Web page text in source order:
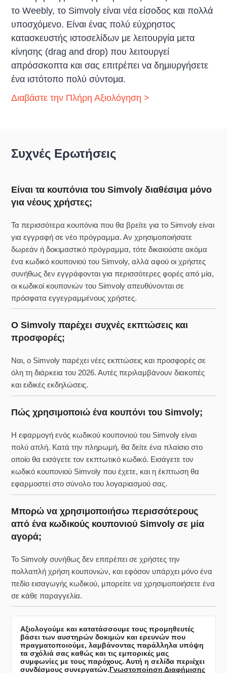
το Weebly, το Simvoly είναι νέα είσοδος και πολλά
υποσχόμενο. Είναι ένας πολύ εύχρηστος
κατασκευστής ιστοσελίδων με λειτουργία μετα
κίνησης (drag and drop) που λειτουργεί
απρόσσκοπτα και σας επιτρέπει να δημιυργήσετε
ένα ιστότοπο πολύ σύντομα.
Διαβάστε την Πλήρη Αξιολόγηση >
Συχνές Ερωτήσεις
Είναι τα κουπόνια του Simvoly διαθέσιμα μόνο
για νέους χρήστες;
Τα περισσότερα κουπόνια που θα βρείτε για το Simvoly είναι
για εγγραφή σε νέο πρόγραμμα. Αν χρησιμοποιήσατε
δωρεάν ή δοκιμαστικό πρόγραμμα, τότε δικαιούστε ακόμα
ένα κωδικό κουπονιού του Simvoly, αλλά αφού οι χρήστες
συνήθως δεν εγγράφονται για περισσότερες φορές από μία,
οι κωδικοί κουπονιών του Simvoly απευθύνονται σε
πρόσφατα εγγεγραμμένους χρήστες.
Ο Simvoly παρέχει συχνές εκπτώσεις και
προσφορές;
Ναι, ο Simvoly παρέχει νέες εκπτώσεις και προσφορές σε
όλη τη διάρκεια του 2026. Αυτές περιλαμβάνουν διακοπές
και ειδικές εκδηλώσεις.
Πώς χρησιμοποιώ ένα κουπόνι του Simvoly;
Η εφαρμογή ενός κωδικού κουπονιού του Simvoly είναι
πολύ απλή. Κατά την πληρωμή, θα δείτε ένα πλαίσιο στο
οποίο θα εισάγετε τον εκπτωτικό κωδικό. Εισάγετε τον
κωδικό κουπονιού Simvoly που έχετε, και η έκπτωση θα
εφαρμοστεί στο σύνολο του λογαριασμού σας.
Μπορώ να χρησιμοποιήσω περισσότερους
από ένα κωδικούς κουπονιού Simvoly σε μία
αγορά;
Το Simvoly συνήθως δεν επιτρέπει σε χρήστες την
πολλαπλή χρήση κουπονιών, και εφόσον υπάρχει μόνο ένα
πεδίο εισαγωγής κωδικού, μπορείτε να χρησιμοποιήσετε ένα
σε κάθε παραγγελία.
Αξιολογούμε και κατατάσσουμε τους προμηθευτές
βάσει των αυστηρών δοκιμών και ερευνών που
πραγματοποιούμε, λαμβάνοντας παράλληλα υπόψη
τα σχόλιά σας καθώς και τις εμπορικές μας
συμφωνίες με τους παρόχους. Αυτή η σελίδα περιέχει
συνδέσμους συνεργατών.Γνωστοποίηση Διαφήμισης